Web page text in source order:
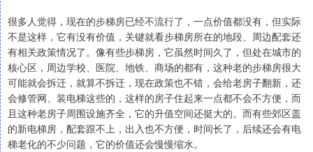
很多人觉得，现在的步梯房已经不流行了，一点价值都没有，但实际
不是这样，它有没有价值，关键就看步梯房所在的地段、周边配套还
有相关政策情况了。像有些步梯房，它虽然时间久了，但处在城市的
核心区，周边学校、医院、地铁、商场的都有，这种老的步梯房很大
可能就会拆迁，就算不拆迁，现在政策也不错，会给老房子翻新，还
会修管网、装电梯这些的，这样的房子住起来一点都不会不方便，而
且这种老房子周围设施齐全，它的升值空间还挺大的。而有些郊区盖
的新电梯房，配套跟不上，出入也不方便，时间长了，后续还会有电
梯老化的不少问题，它的价值还会慢慢缩水。